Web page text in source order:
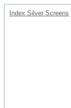
Index Silver Screens